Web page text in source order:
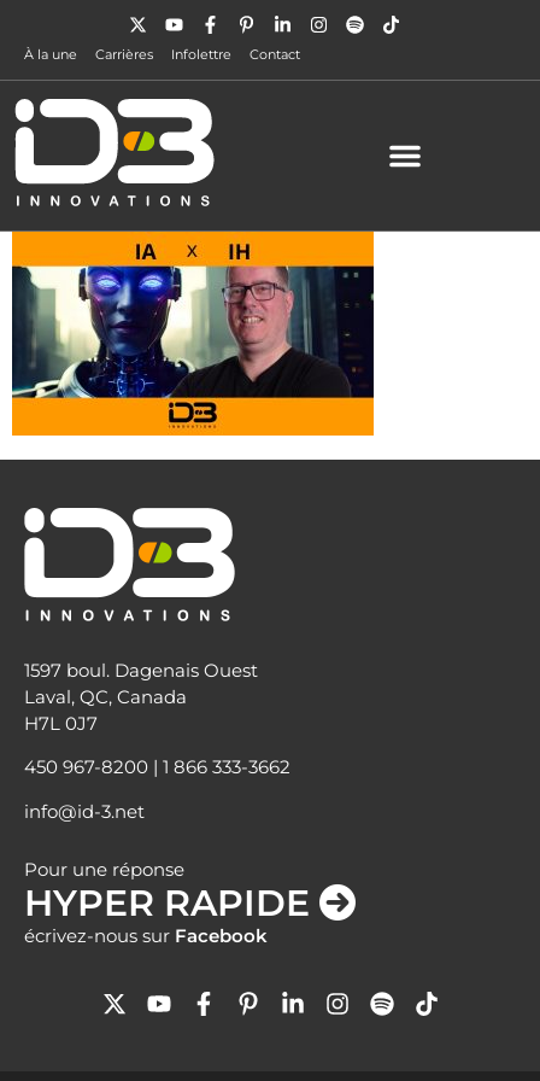
À la une Carrières Infolettre Contact
1597 boul. Dagenais Ouest
Laval, QC, Canada
H7L 0J7
450 967-8200 | 1 866 333-3662
info@id-3.net
Pour une réponse
HYPER RAPIDE
écrivez-nous sur Facebook